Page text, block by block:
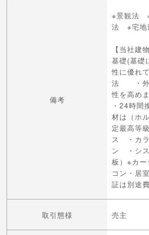
備考
※景観法
法 ※宅地
【当社
基礎(基礎
性に優れ
法 ・外
性を高めま
・24時間
材は（ホ
定最高等
ス ・カラ
ン ・シス
板）※カー
コン・居
証は別途
取引態様 売主